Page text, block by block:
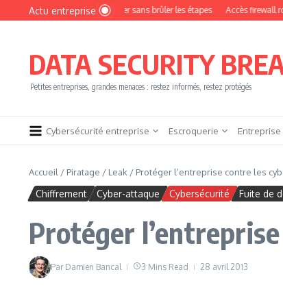
Aller au contenu
Actu entreprise
devenir pentester sans brûler les étapes Accès firewall root à
DATA SECURITY
Petites entreprises, grandes menaces : restez informés, restez protégés
Cybersécurité entreprise Escroquerie Entreprise
Accueil / Piratage / Leak / Protéger l’entreprise contre les
Chiffrement Cyber-attaque Cybersécurité Fuite de
Protéger
Par Damien Bancal 3 Mins Read 28 avril 2013